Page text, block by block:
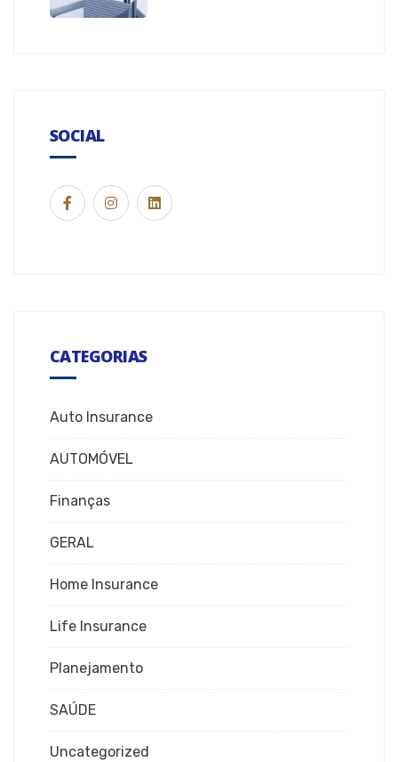
SOCIAL
CATEGORIAS
Auto Insurance
AUTOMÓVEL
Finanças
GERAL
Home Insurance
Life Insurance
Planejamento
SAÚDE
Uncategorized